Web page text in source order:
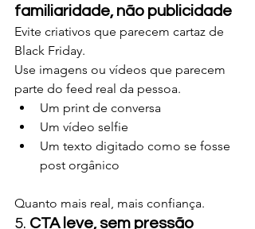
familiaridade, não publicidade
Evite criativos que parecem cartaz de
Black Friday.
Use imagens ou vídeos que parecem
parte do feed real da pessoa.
Um print de conversa
Um vídeo selfie
Um texto digitado como se fosse
post orgânico
Quanto mais real, mais confiança.
5. CTA leve, sem pressão